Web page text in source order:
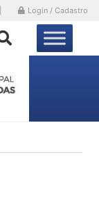
Login / Cadastro